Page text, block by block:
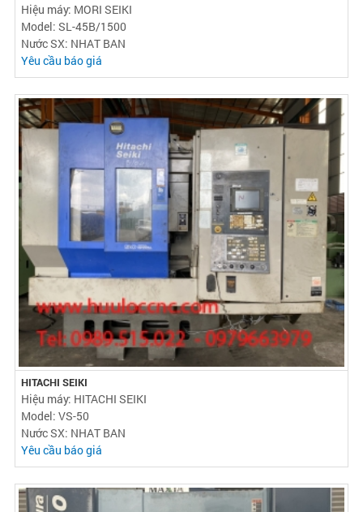
Hiệu máy: MORI SEIKI
Model: SL-45B/1500
Nước SX: NHAT BAN
Yêu cầu báo giá
HITACHI SEIKI
Hiệu máy: HITACHI SEIKI
Model: VS-50
Nước SX: NHAT BAN
Yêu cầu báo giá